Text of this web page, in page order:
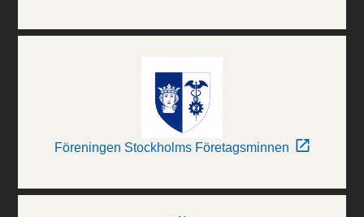
Föreningen Stockholms Företagsminnen